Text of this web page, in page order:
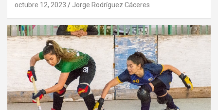
octubre 12, 2023 Jorge Rodríguez Cáceres